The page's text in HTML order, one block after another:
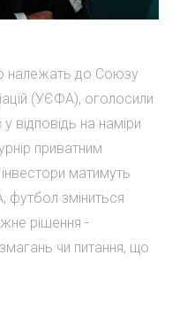
належать до Союзу
(УЄФА), оголосили
відповідь на наміри
приватним
інвестори матимуть
футбол зміниться
рішення -
чи питання, що